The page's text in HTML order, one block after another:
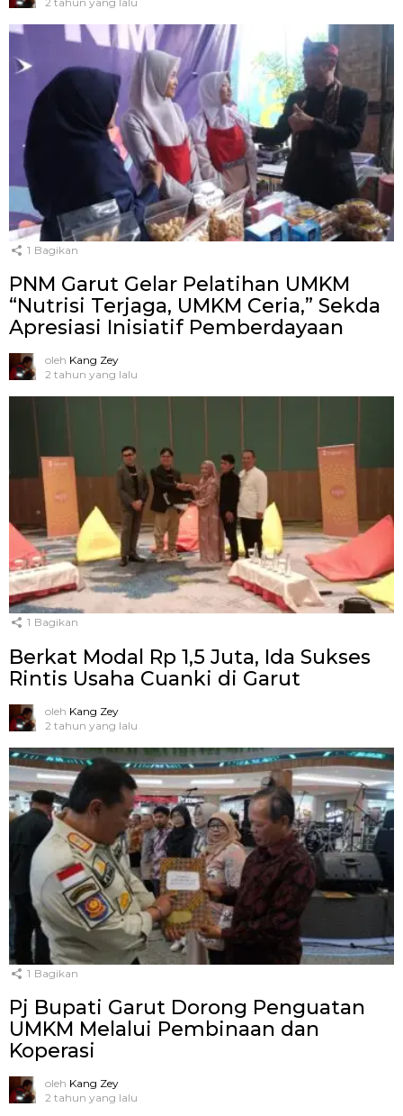
1 Bagikan
PNM Garut Gelar Pelatihan UMKM
“Nutrisi Terjaga, UMKM Ceria,” Sekda
Apresiasi Inisiatif Pemberdayaan
oleh Kang Zey
2 tahun yang lalu
1 Bagikan
Berkat Modal Rp 1,5 Juta, Ida Sukses
Rintis Usaha Cuanki di Garut
oleh Kang Zey
2 tahun yang lalu
1 Bagikan
Pj Bupati Garut Dorong Penguatan
UMKM Melalui Pembinaan dan
Koperasi
oleh Kang Zey
2 tahun yang lalu